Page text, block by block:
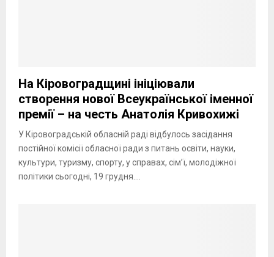
На Кіровоградщині ініціювали
створення нової Всеукраїнської іменної
премії – на честь Анатолія Кривохижі
У Кіровоградській обласній раді відбулось засідання
постійної комісії обласної ради з питань освіти, науки,
культури, туризму, спорту, у справах, сім’ї, молодіжної
політики сьогодні, 19 грудня....